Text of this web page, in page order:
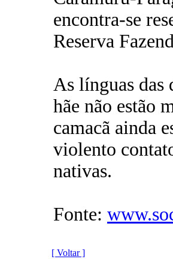
encontra-se
Reserva
As línguas das
hãe não estão
camacã ainda
violento
nativas.
Fonte:
[ Voltar ]